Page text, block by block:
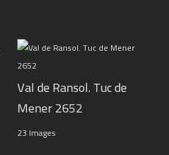
Val de Ransol. Tuc de
Mener 2652
23 Images